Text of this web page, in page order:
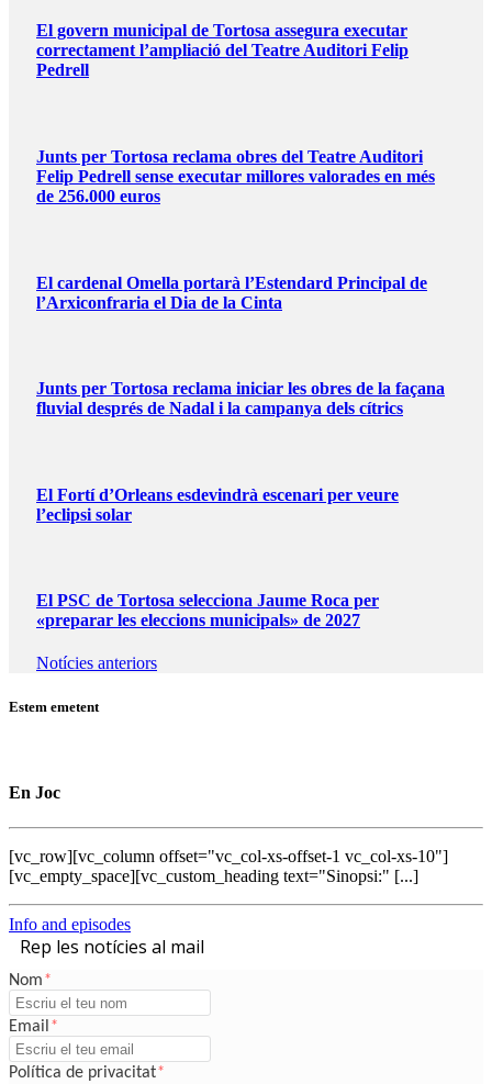
El govern municipal de Tortosa assegura executar
correctament l’ampliació del Teatre Auditori Felip
Pedrell
Junts per Tortosa reclama obres del Teatre Auditori
Felip Pedrell sense executar millores valorades en més
de 256.000 euros
El cardenal Omella portarà l’Estendard Principal de
l’Arxiconfraria el Dia de la Cinta
Junts per Tortosa reclama iniciar les obres de la façana
fluvial després de Nadal i la campanya dels cítrics
El Fortí d’Orleans esdevindrà escenari per veure
l’eclipsi solar
El PSC de Tortosa selecciona Jaume Roca per
«preparar les eleccions municipals» de 2027
Notícies anteriors
Estem emetent
En Joc
[vc_row][vc_column offset="vc_col-xs-offset-1 vc_col-xs-10"]
[vc_empty_space][vc_custom_heading text="Sinopsi:" [...]
Info and episodes
Rep les notícies al mail
Nom*
Email *
Política de privacitat*